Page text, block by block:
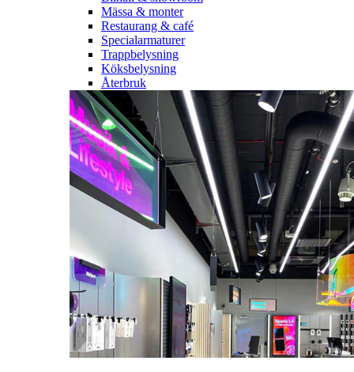
Mässa & monter
Restaurang & café
Specialarmaturer
Trappbelysning
Köksbelysning
Återbruk